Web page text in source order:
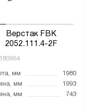
Верстак FBK
2052.111.4-2F
180964
мм
1980
мм
1993
мм
743